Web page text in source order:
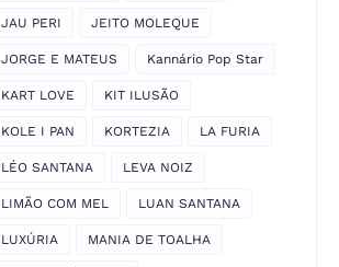
JAU PERI JEITO MOLEQUE
JORGE E MATEUS Kannário Pop Star
KART LOVE KIT ILUSÃO
KOLE I PAN KORTEZIA LA FURIA
LÉO SANTANA LEVA NOIZ
LIMÃO COM MEL LUAN SANTANA
LUXÚRIA MANIA DE TOALHA